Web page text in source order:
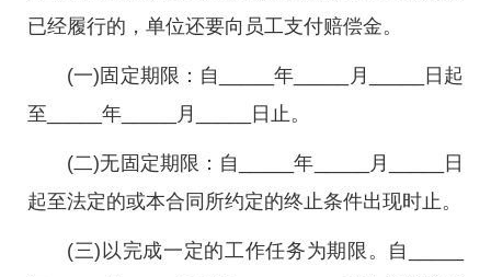
已经履行的，单位还要向员工支付赔偿金。
(一)固定期限：自_____年_____月_____日起
至_____年_____月_____日止。
(二)无固定期限：自_____年_____月_____日
起至法定的或本合同所约定的终止条件出现时止。
(三)以完成一定的工作任务为期限。自_____